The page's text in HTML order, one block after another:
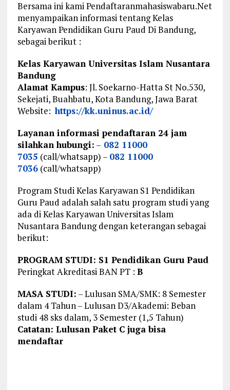
Bersama ini kami Pendaftaranmahasiswabaru.Net
menyampaikan informasi tentang Kelas
Karyawan Pendidikan Guru Paud Di Bandung,
sebagai berikut :
Kelas Karyawan Universitas Islam Nusantara
Bandung
Alamat Kampus: Jl. Soekarno-Hatta St No.530,
Sekejati, Buahbatu, Kota Bandung, Jawa Barat
Website:https://kk.uninus.ac.id/
Layanan informasi pendaftaran 24 jam
silahkan hubungi: – 082 11000
7035 (call/whatsapp) – 082 11000
7036(call/whatsapp)
Program Studi Kelas Karyawan S1 Pendidikan
Guru Paud adalah salah satu program studi yang
ada di Kelas Karyawan Universitas Islam
Nusantara Bandung dengan keterangan sebagai
berikut:
PROGRAM STUDI: S1 Pendidikan Guru Paud
Peringkat Akreditasi BAN PT : B
MASA STUDI: – Lulusan SMA/SMK: 8 Semester
dalam 4 Tahun – Lulusan D3/Akademi: Beban
studi 48 sks dalam, 3 Semester (1,5 Tahun)
Catatan: Lulusan Paket C juga bisa
mendaftar